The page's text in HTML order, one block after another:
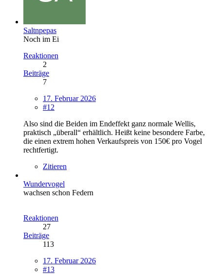
Saltnpepas
Noch im Ei
Reaktionen
2
Beiträge
7
17. Februar 2026
#12
Also sind die Beiden im Endeffekt ganz normale Wellis,
praktisch „überall“ erhältlich. Heißt keine besondere Farbe,
die einen extrem hohen Verkaufspreis von 150€ pro Vogel
rechtfertigt.
Zitieren
Wundervogel
wachsen schon Federn
Reaktionen
27
Beiträge
113
17. Februar 2026
#13